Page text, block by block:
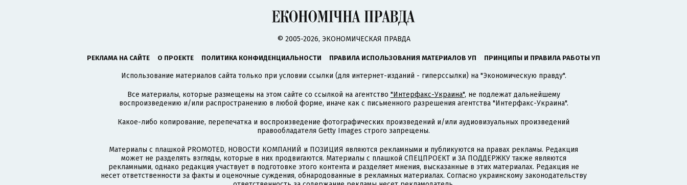
© 2005-2026, ЭКОНОМИЧЕСКАЯ ПРАВДА
РЕКЛАМА НА САЙТЕ О ПРОЕКТЕ ПОЛИТИКА КОНФИДЕНЦИАЛЬНОСТИ ПРАВИЛА ИСПОЛЬЗОВАНИЯ МАТЕРИАЛОВ УП ПРИНЦИПЫ И ПРАВИЛА РАБОТЫ УП
Использование материалов сайта только при условии ссылки (для интернет-изданий - гиперссылки) на "Экономическую правду".
Все материалы, которые размещены на этом сайте со ссылкой на агентство "Интерфакс-Украина", не подлежат дальнейшему
воспроизведению и/или распространению в любой форме, иначе как с письменного разрешения агентства "Интерфакс-Украина".
Какое-либо копирование, перепечатка и воспроизведение фотографических произведений и/или аудиовизуальных произведений
правообладателя Getty Images строго запрещены.
Материалы с плашкой PROMOTED, НОВОСТИ КОМПАНИЙ и ПОЗИЦИЯ являются рекламными и публикуются на правах рекламы. Редакция
может не разделять взгляды, которые в них продвигаются. Материалы с плашкой СПЕЦПРОЕКТ и ЗА ПОДДЕРЖКУ также являются
рекламными, однако редакция участвует в подготовке этого контента и разделяет мнения, высказанные в этих материалах. Редакция не
несет ответственности за факты и оценочные суждения, обнародованные в рекламных материалах. Согласно украинскому законодательству